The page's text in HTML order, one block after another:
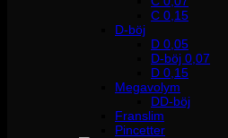
C 0,15
D-böj
D 0,05
D-böj 0,07
D 0,15
Megavolym
DD-böj
Franslim
Pincetter